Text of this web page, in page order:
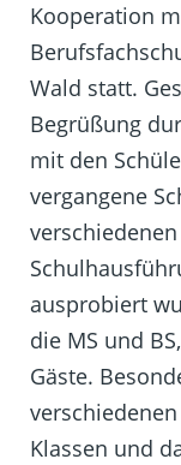
Kooperation
Wald statt.
Begrüßung
mit den
vergangene
ausprobiert
die MS und
Gäste.
Klassen und